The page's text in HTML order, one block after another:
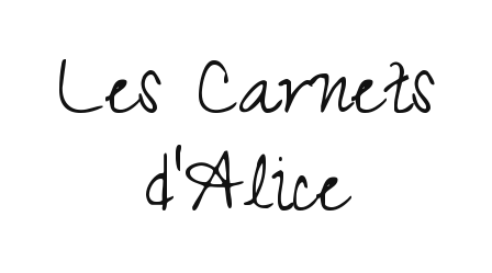
Les Carnets
d'Alice